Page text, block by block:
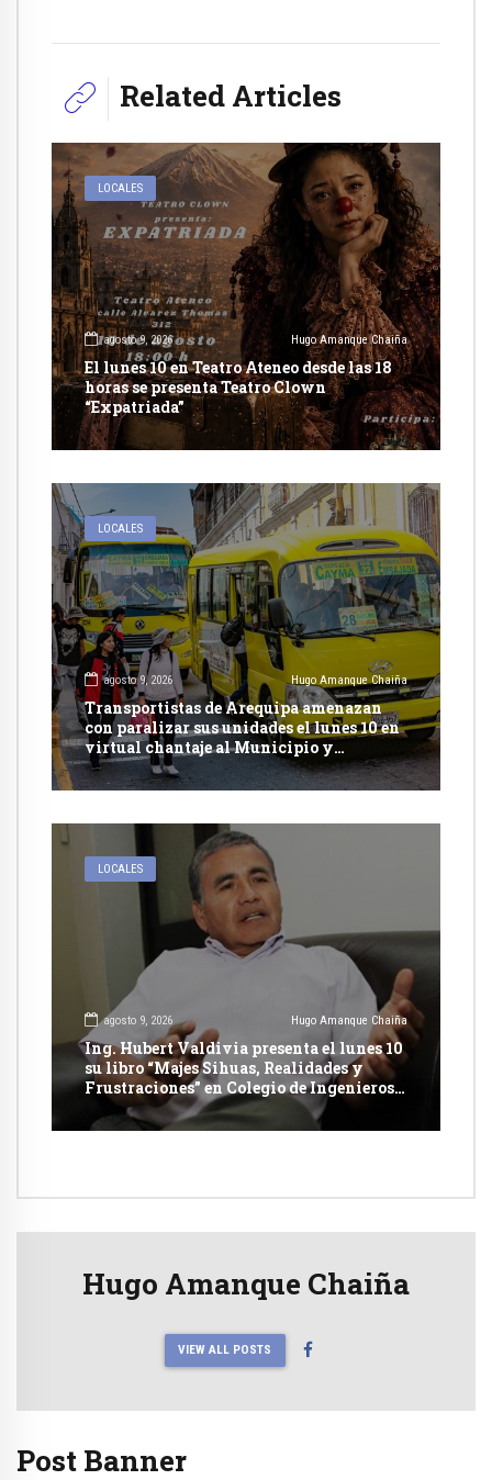
Related Articles
LOCALES
agosto 9, 2026 Hugo Amanque Chaiña
El lunes 10 en Teatro Ateneo desde las 18
horas se presenta Teatro Clown
“Expatriada”
LOCALES
agosto 9, 2026 Hugo Amanque Chaiña
Transportistas de Arequipa amenazan
con paralizar sus unidades el lunes 10 en
virtual chantaje al Municipio y
presionan con recurrir al arbitraje
LOCALES
agosto 9, 2026 Hugo Amanque Chaiña
Ing. Hubert Valdivia presenta el lunes 10
su libro “Majes Sihuas, Realidades y
Frustraciones” en Colegio de Ingenieros
de Arequipa
Hugo Amanque Chaiña
VIEW ALL POSTS
Post Banner